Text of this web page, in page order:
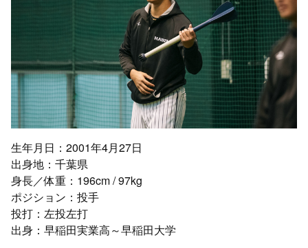
生年月日：2001年4月27日
出身地：千葉県
身長／体重：196cm / 97kg
ポジション：投手
投打：左投左打
出身：早稲田実業高～早稲田大学